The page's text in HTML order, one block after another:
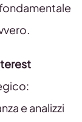
e analizzi